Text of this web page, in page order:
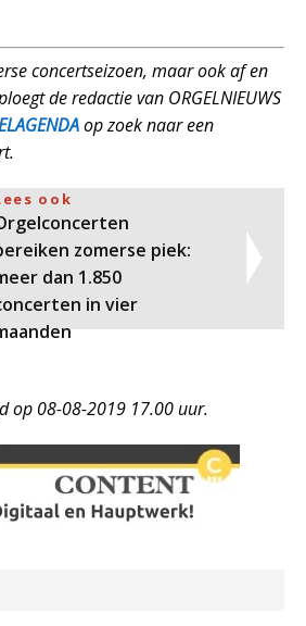
concertseizoen, maar ook af en
de redactie van ORGELNIEUWS
op zoek naar een
ook
zomerse piek:
dan 1.850
in vier
op 08-08-2019 17.00 uur.